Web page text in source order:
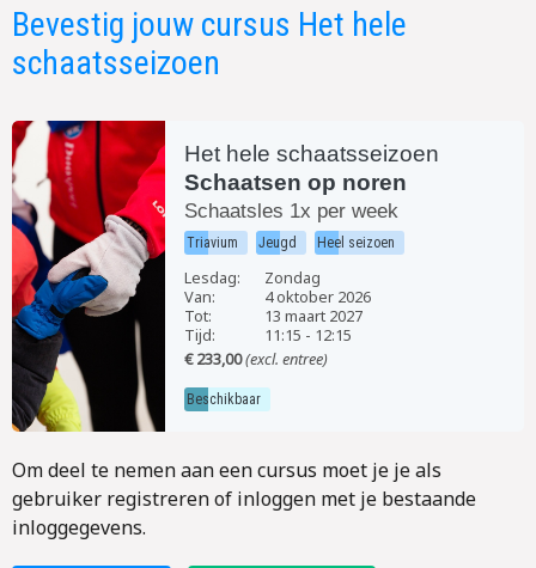
Bevestig jouw cursus Het hele
schaatsseizoen
Het hele schaatsseizoen
Schaatsen op noren
Schaatsles 1x per week
Triavium Jeugd Heel seizoen
Lesdag:
Zondag
Van:
4 oktober 2026
Tot:
13 maart 2027
Tijd:
11:15 - 12:15
€ 233,00(excl. entree)
Beschikbaar
Om deel te nemen aan een cursus moet je je als
gebruiker registreren of inloggen met je bestaande
inloggegevens.